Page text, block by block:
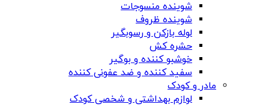
شوینده منسوجات
شوینده ظروف
لوله بازکن و رسوبگیر
حشره کش
خوشبو کننده و بوگیر
سفید کننده و ضد عفونی کننده
مادر و کودک
لوازم بهداشتی و شخصی کودک